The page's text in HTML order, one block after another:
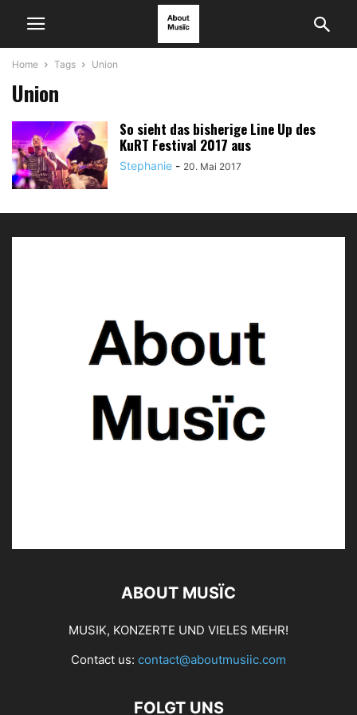
Home Tags Union
Union
So sieht das bisherige Line Up des
KuRT Festival 2017 aus
Stephanie - 20. Mai 2017
ABOUT MUSÏC
MUSIK, KONZERTE UND VIELES MEHR!
Contact us: contact@aboutmusiic.com
FOLGT UNS